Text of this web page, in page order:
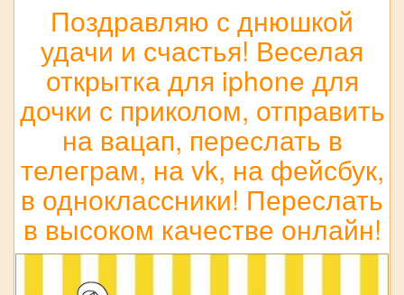
Поздравляю с днюшкой
удачи и счастья! Веселая
открытка для iphone для
дочки с приколом, отправить
на вацап, переслать в
телеграм, на vk, на фейсбук,
в одноклассники! Переслать
в высоком качестве онлайн!